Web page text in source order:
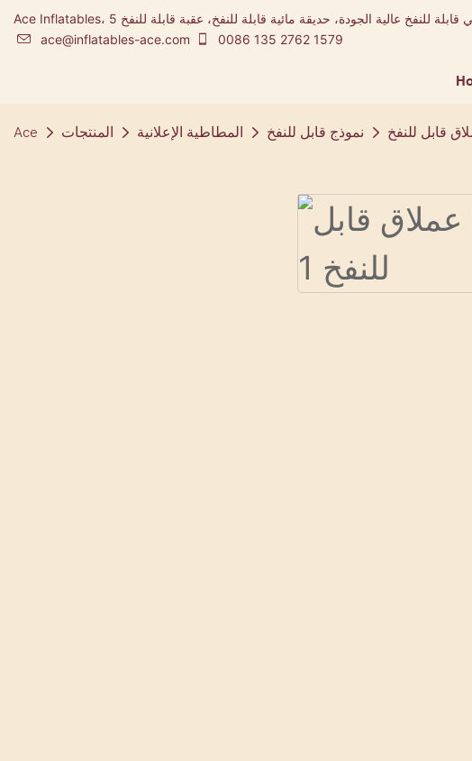
Ace Inflatables، شركة تصنيع المطاطية ومصممة مدينة ملاهي قابلة للنفخ عالية الجودة، حديقة مائية قابلة للنفخ، عقبة قابلة للنفخ 5K
ace@inflatables-ace.com
0086 135 2762 1579
Ace المنتجات المطاطية الإعلانية نموذج قابل للنفخ قابل للنفخ